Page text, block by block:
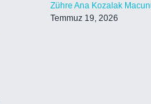
Zühre Ana Kozalak
Temmuz 19, 2026